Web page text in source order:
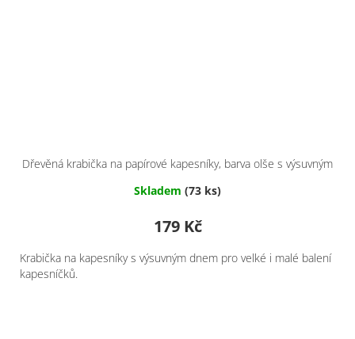
Dřevěná krabička na papírové kapesníky, barva olše s výsuvným
Skladem (73 ks)
179 Kč
Krabička na kapesníky s výsuvným dnem pro velké i malé balení
kapesníčků.